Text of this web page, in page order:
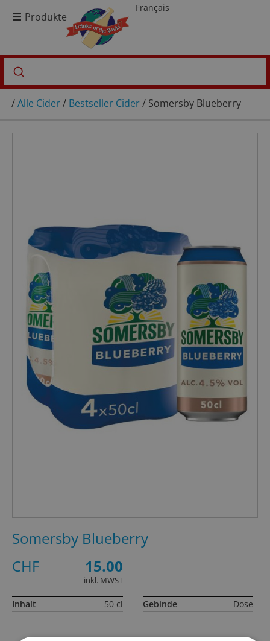
Produkte
Français
/Alle Cider/ Bestseller Cider/ Somersby Blueberry
Somersby Blueberry
CHF
15.00
inkl. MWST
Inhalt 50 cl Gebinde Dose